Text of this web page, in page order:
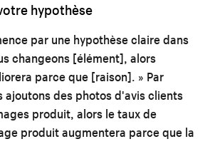
hypothèse
par une hypothèse claire dans
changeons [élément], alors
parce que [raison]. » Par
ajoutons des photos d'avis clients
produit, alors le taux de
produit augmentera parce que la